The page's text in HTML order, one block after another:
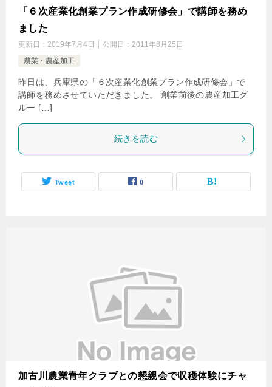
「６次産業化創業プラン作成研修会」で講師を務め
ました
更新日： 2019年7月4日 公開日： 2011年8月25日
農業・農産加工
昨日は、兵庫県の「６次産業化創業プラン作成研修会」で
講師を務めさせていただきました。 創業前後の農産加工グ
ルー […]
続きを読む
Tweet 0
加古川農業青年クラブとの懇親会で収穫体験にチャ